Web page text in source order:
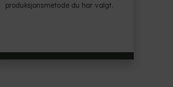
produksjonsmetode du har valgt.